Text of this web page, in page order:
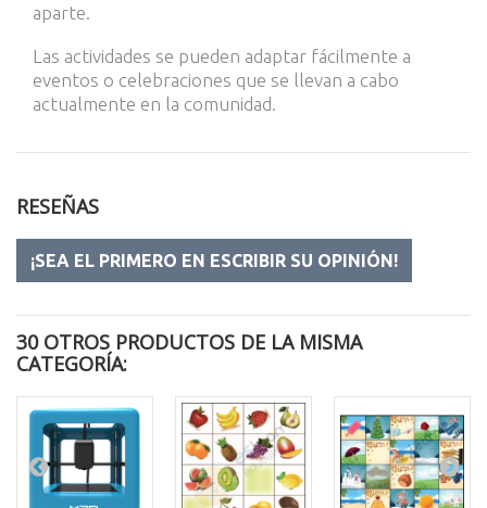
aparte.
Las actividades se pueden adaptar fácilmente a
eventos o celebraciones que se llevan a cabo
actualmente en la comunidad.
RESEÑAS
¡SEA EL PRIMERO EN ESCRIBIR SU OPINIÓN!
30 OTROS PRODUCTOS DE LA MISMA
CATEGORÍA: